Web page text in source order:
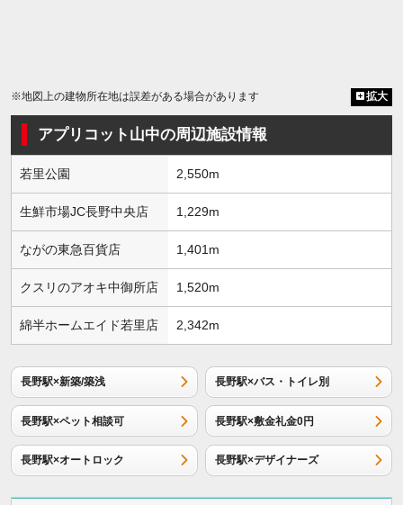
※地図上の建物所在地は誤差がある場合があります 拡大
アプリコット山中の周辺施設情報
若里公園 2,550m
生鮮市場JC長野中央店 1,229m
ながの東急百貨店 1,401m
クスリのアオキ中御所店 1,520m
綿半ホームエイド若里店 2,342m
長野駅×新築/築浅 長野駅×バス・トイレ別
長野駅×ペット相談可 長野駅×敷金礼金0円
長野駅×オートロック 長野駅×デザイナーズ